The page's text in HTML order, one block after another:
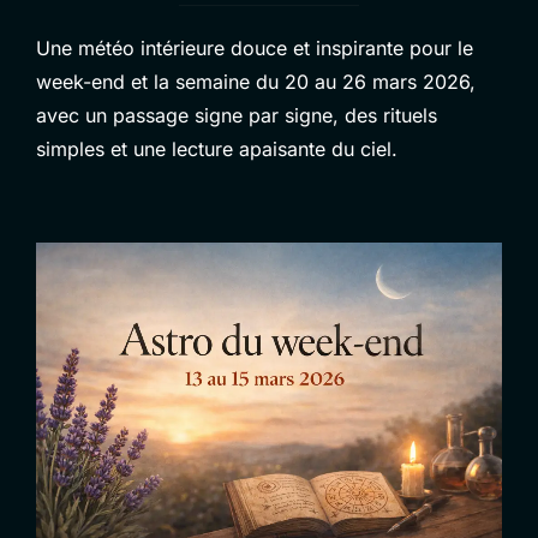
Une météo intérieure douce et inspirante pour le
week-end et la semaine du 20 au 26 mars 2026,
avec un passage signe par signe, des rituels
simples et une lecture apaisante du ciel.